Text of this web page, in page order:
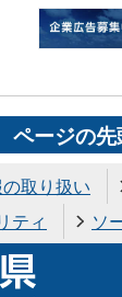
ページの
取り扱い
ティ
ソ